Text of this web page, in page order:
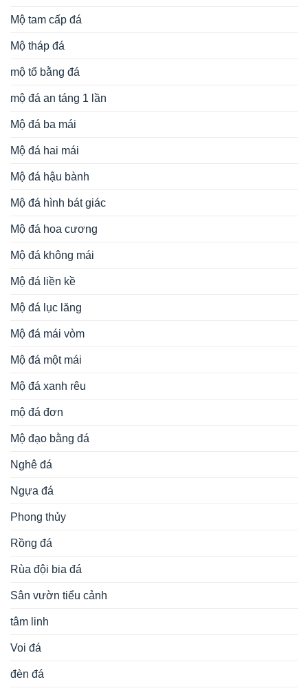
Mộ tam cấp đá
Mộ tháp đá
mộ tổ bằng đá
mộ đá an táng 1 lần
Mộ đá ba mái
Mộ đá hai mái
Mộ đá hậu bành
Mộ đá hình bát giác
Mộ đá hoa cương
Mộ đá không mái
Mộ đá liền kề
Mộ đá lục lăng
Mộ đá mái vòm
Mộ đá một mái
Mộ đá xanh rêu
mộ đá đơn
Mộ đạo bằng đá
Nghê đá
Ngựa đá
Phong thủy
Rồng đá
Rùa đội bia đá
Sân vườn tiểu cảnh
tâm linh
Voi đá
đèn đá